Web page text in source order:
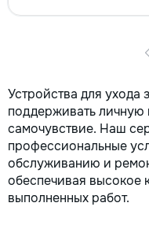
Устройства для ухода
поддерживать личную
самочувствие. Наш
профессиональные
обслуживанию и
обеспечивая высокое
выполненных работ.